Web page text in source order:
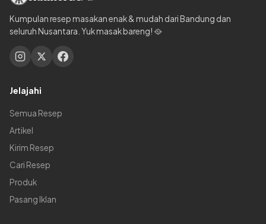
Kumpulan resep masakan enak & mudah dari Bandung dan
seluruh Nusantara. Yuk masak bareng! 🥘
Jelajahi
Semua Resep
Artikel
Kirim Resep
Cari Resep
Produk
Pasang Iklan